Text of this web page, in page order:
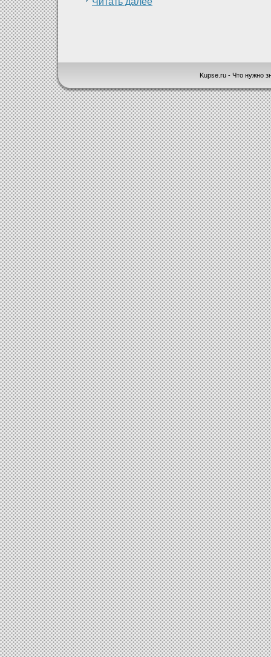
Kupse.ru - Что нужно